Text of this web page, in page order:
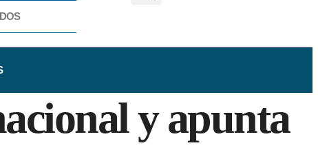
y apunta